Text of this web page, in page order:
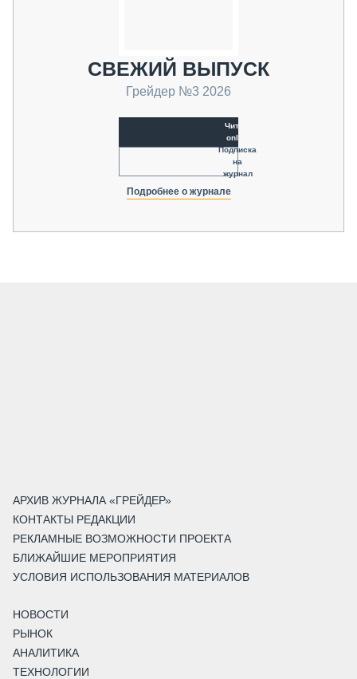
СВЕЖИЙ ВЫПУСК
Грейдер №3 2026
Читать
online
Подписка
на
журнал
Подробнее о журнале
АРХИВ ЖУРНАЛА «ГРЕЙДЕР»
КОНТАКТЫ РЕДАКЦИИ
РЕКЛАМНЫЕ ВОЗМОЖНОСТИ ПРОЕКТА
БЛИЖАЙШИЕ МЕРОПРИЯТИЯ
УСЛОВИЯ ИСПОЛЬЗОВАНИЯ МАТЕРИАЛОВ
НОВОСТИ
РЫНОК
АНАЛИТИКА
ТЕХНОЛОГИИ